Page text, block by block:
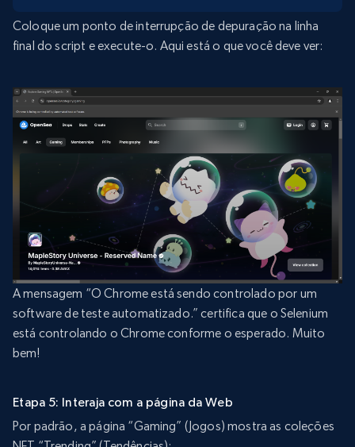
Coloque um ponto de interrupção de depuração na linha
final do script e execute-o. Aqui está o que você deve ver:
A mensagem “O Chrome está sendo controlado por um
software de teste automatizado.” certifica que o Selenium
está controlando o Chrome conforme o esperado. Muito
bem!
Etapa 5: Interaja com a página da Web
Por padrão, a página “Gaming” (Jogos) mostra as coleções